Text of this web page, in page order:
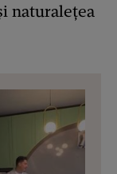
naturalețea